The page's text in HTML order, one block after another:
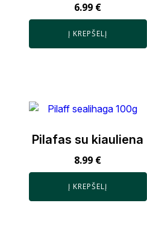
6.99 €
Į KREPŠELĮ
Pilafas su kiauliena
8.99 €
Į KREPŠELĮ